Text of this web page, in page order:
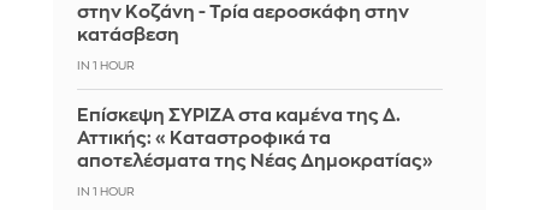
στην Κοζάνη - Τρία αεροσκάφη στην
κατάσβεση
IN 1 HOUR
Επίσκεψη ΣΥΡΙΖΑ στα καμένα της Δ.
Αττικής: «Καταστροφικά τα
αποτελέσματα της Νέας Δημοκρατίας»
IN 1 HOUR